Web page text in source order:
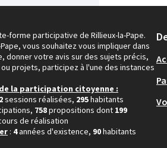
forme participative de Rillieux-la-Pape.
vous souhaitez vous impliquer dans
donner votre avis sur des sujets précis,
projets, participez à l'une des instances
la participation citoyenne :
sessions réalisées, 295habitants
758propositions dont 199
de réalisation
: 4années d'existence, 90habitants